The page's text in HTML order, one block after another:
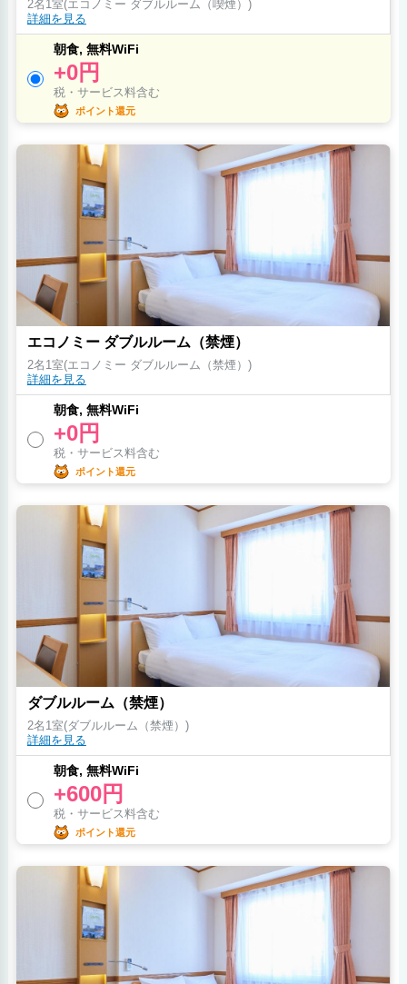
2名1室(エコノミー ダブルルーム（喫煙）)
詳細を見る
朝食, 無料WiFi
+0円
税・サービス料含む
ポイント還元
エコノミー ダブルルーム（禁煙）
2名1室(エコノミー ダブルルーム（禁煙）)
詳細を見る
朝食, 無料WiFi
+0円
税・サービス料含む
ポイント還元
ダブルルーム（禁煙）
2名1室(ダブルルーム（禁煙）)
詳細を見る
朝食, 無料WiFi
+600円
税・サービス料含む
ポイント還元